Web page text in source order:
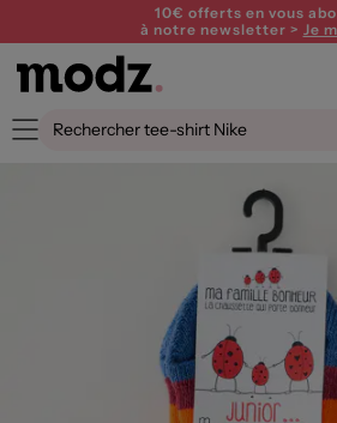
10€ offerts en vous
à notre newsletter > Je